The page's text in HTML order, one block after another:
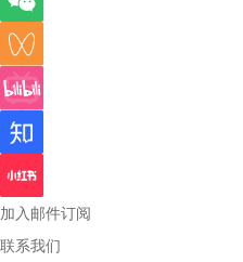
加入邮件订阅
联系我们